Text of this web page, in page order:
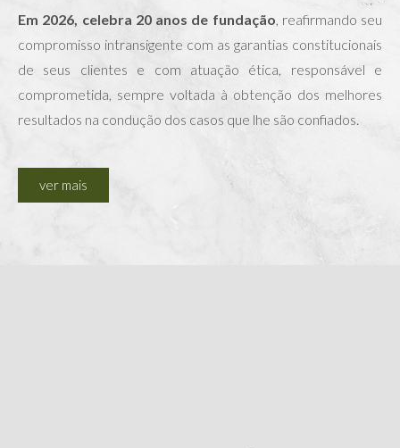
Em 2026, celebra 20 anos de fundação, reafirmando seu
compromisso intransigente com as garantias constitucionais
de seus clientes e com atuação ética, responsável e
comprometida, sempre voltada à obtenção dos melhores
resultados na condução dos casos que lhe são confiados.
ver mais